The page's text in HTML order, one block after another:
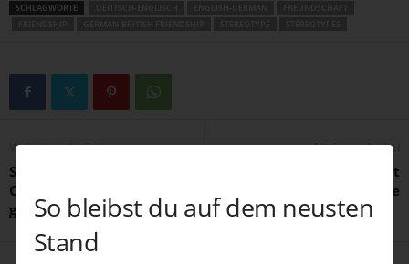
SCHLAGWORTE
Vorheriger Artikel
Supersaftiger
Orangenkuchen aus
ganzen Orangen
Nächster Artikel
Möhrenkuchen – Carrot
Cake
So bleibst du auf dem neusten
Stand